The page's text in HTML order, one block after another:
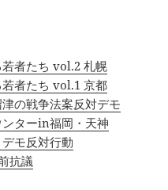
者たち vol.2 札幌
者たち vol.1 京都
の戦争法案反対デモ
ターin福岡・天神
モ反対行動
抗議